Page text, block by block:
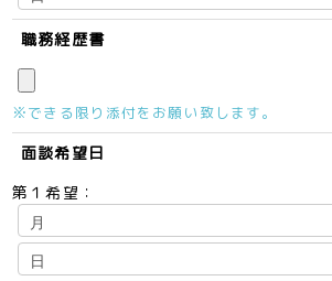
職務経歴書
※できる限り添付をお願い致します。
面談希望日
第１希望：